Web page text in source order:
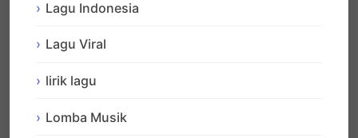
Lagu Indonesia
Lagu Viral
lirik lagu
Lomba Musik